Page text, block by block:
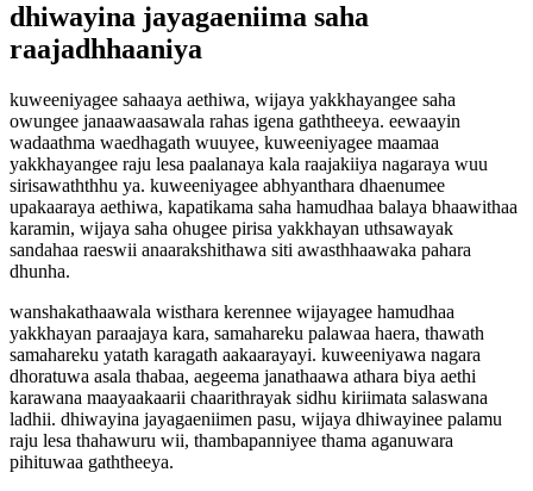
dhiwayina jayagaeniima saha
raajadhhaaniya
kuweeniyagee sahaaya aethiwa, wijaya yakkhayangee saha
owungee janaawaasawala rahas igena gaththeeya. eewaayin
wadaathma waedhagath wuuyee, kuweeniyagee maamaa
yakkhayangee raju lesa paalanaya kala raajakiiya nagaraya wuu
sirisawaththhu ya. kuweeniyagee abhyanthara dhaenumee
upakaaraya aethiwa, kapatikama saha hamudhaa balaya bhaawithaa
karamin, wijaya saha ohugee pirisa yakkhayan uthsawayak
sandahaa raeswii anaarakshithawa siti awasthhaawaka pahara
dhunha.
wanshakathaawala wisthara kerennee wijayagee hamudhaa
yakkhayan paraajaya kara, samahareku palawaa haera, thawath
samahareku yatath karagath aakaarayayi. kuweeniyawa nagara
dhoratuwa asala thabaa, aegeema janathaawa athara biya aethi
karawana maayaakaarii chaarithrayak sidhu kiriimata salaswana
ladhii. dhiwayina jayagaeniimen pasu, wijaya dhiwayinee palamu
raju lesa thahawuru wii, thambapanniyee thama aganuwara
pihituwaa gaththeeya.